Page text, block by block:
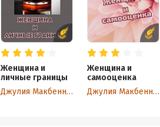
Женщина и
личные границы
Джулия Макбеннет
Женщина и
самооценка
Джулия Макбеннет